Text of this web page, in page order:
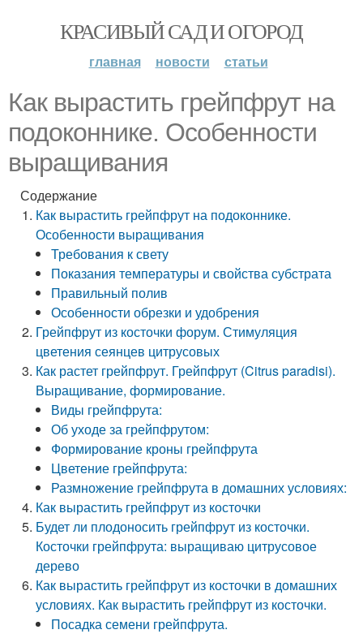
КРАСИВЫЙ САД И ОГОРОД
главная новости статьи
Как вырастить грейпфрут на
подоконнике. Особенности
выращивания
Содержание
Как вырастить грейпфрут на подоконнике.
Особенности выращивания
Требования к свету
Показания температуры и свойства субстрата
Правильный полив
Особенности обрезки и удобрения
Грейпфрут из косточки форум. Стимуляция
цветения сеянцев цитрусовых
Как растет грейпфрут. Грейпфрут (Citrus paradisi).
Выращивание, формирование.
Виды грейпфрута:
Об уходе за грейпфрутом:
Формирование кроны грейпфрута
Цветение грейпфрута:
Размножение грейпфрута в домашних условиях:
Как вырастить грейпфрут из косточки
Будет ли плодоносить грейпфрут из косточки.
Косточки грейпфрута: выращиваю цитрусовое
дерево
Как вырастить грейпфрут из косточки в домашних
условиях. Как вырастить грейпфрут из косточки.
Посадка семени грейпфрута.